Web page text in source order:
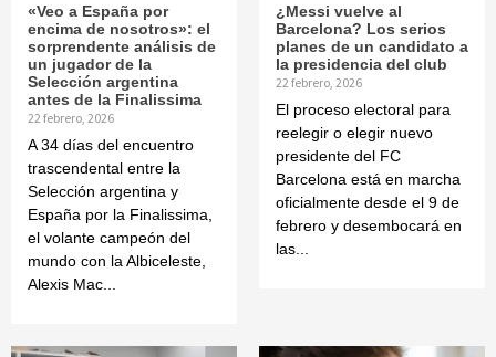
«Veo a España por
encima de nosotros»: el
sorprendente análisis de
un jugador de la
Selección argentina
antes de la Finalissima
22 febrero, 2026
A 34 días del encuentro
trascendental entre la
Selección argentina y
España por la Finalissima,
el volante campeón del
mundo con la Albiceleste,
Alexis Mac...
¿Messi vuelve al
Barcelona? Los serios
planes de un candidato a
la presidencia del club
22 febrero, 2026
El proceso electoral para
reelegir o elegir nuevo
presidente del FC
Barcelona está en marcha
oficialmente desde el 9 de
febrero y desembocará en
las...